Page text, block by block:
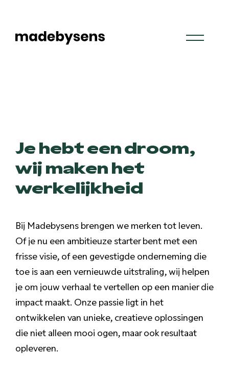
content
Je hebt een droom,
wij maken het
werkelijkheid
Bij Madebysens brengen we merken tot leven.
Of je nu een ambitieuze starter bent met een
frisse visie, of een gevestigde onderneming die
toe is aan een vernieuwde uitstraling, wij helpen
je om jouw verhaal te vertellen op een manier die
impact maakt. Onze passie ligt in het
ontwikkelen van unieke, creatieve oplossingen
die niet alleen mooi ogen, maar ook resultaat
opleveren.